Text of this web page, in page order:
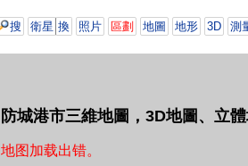
搜 衛星 換 照片 區劃 地圖 地形 3D 測
防城港市三維地圖，3D地圖、立
地图加载出错。